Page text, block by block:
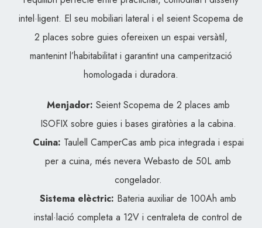
intel·ligent. El seu mobiliari lateral i el seient Scopema de
2 places sobre guies ofereixen un espai versàtil,
mantenint l’habitabilitat i garantint una camperització
homologada i duradora.
Menjador: Seient Scopema de 2 places amb
ISOFIX sobre guies i bases giratòries a la cabina.
Cuina: Taulell CamperCas amb pica integrada i espai
per a cuina, més nevera Webasto de 50L amb
congelador.
Sistema elèctric: Bateria auxiliar de 100Ah amb
instal·lació completa a 12V i centraleta de control de